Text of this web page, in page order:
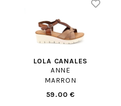
LOLA CANALES
ANNE
MARRON
59.00 €